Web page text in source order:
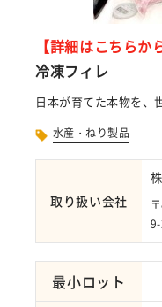
【詳細はこちらか
冷凍フィレ
日本が育てた本物を、
水産・ねり製品
取り扱い会社
最小ロット